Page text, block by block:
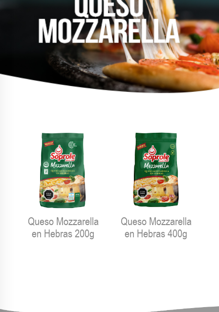
Queso Mozzarella
en Hebras 200g
Queso Mozzarella
en Hebras 400g